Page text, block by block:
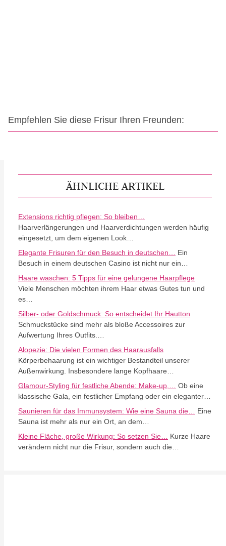
Empfehlen Sie diese Frisur Ihren Freunden:
ÄHNLICHE ARTIKEL
Extensions richtig pflegen: So bleiben…
Haarverlängerungen und Haarverdichtungen werden häufig
eingesetzt, um dem eigenen Look…
Elegante Frisuren für den Besuch in deutschen…
Ein
Besuch in einem deutschen Casino ist nicht nur ein…
Haare waschen: 5 Tipps für eine gelungene Haarpflege
Viele Menschen möchten ihrem Haar etwas Gutes tun und
es…
Silber- oder Goldschmuck: So entscheidet Ihr Hautton
Schmuckstücke sind mehr als bloße Accessoires zur
Aufwertung Ihres Outfits.…
Alopezie: Die vielen Formen des Haarausfalls
Körperbehaarung ist ein wichtiger Bestandteil unserer
Außenwirkung. Insbesondere lange Kopfhaare…
Glamour-Styling für festliche Abende: Make-up,…
Ob eine
klassische Gala, ein festlicher Empfang oder ein eleganter…
Saunieren für das Immunsystem: Wie eine Sauna die…
Eine
Sauna ist mehr als nur ein Ort, an dem…
Kleine Fläche, große Wirkung: So setzen Sie…
Kurze Haare
verändern nicht nur die Frisur, sondern auch die…